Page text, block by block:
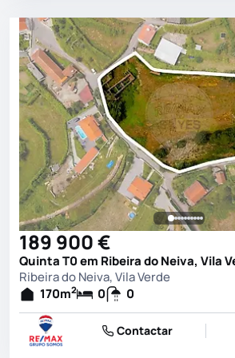
189 900 €
Quinta T0 em Ribeira do Neiva, Vila
Ribeira do Neiva, Vila Verde
170m2 0 0
Contactar